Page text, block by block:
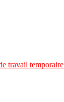
travail temporaire